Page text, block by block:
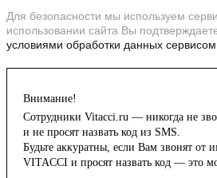
Для безопасности мы используем
использовании сайта Вы
условиями обработки данных сервисом.
Внимание!
Сотрудники Vitacci.ru — никогда не
и не просят назвать код из SMS.
Будьте аккуратны, если Вам звонят от
VITACCI и просят назвать код — это